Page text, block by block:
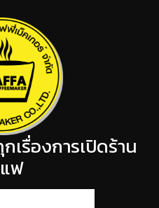
เรื่องการเปิดร้าน
ฟ